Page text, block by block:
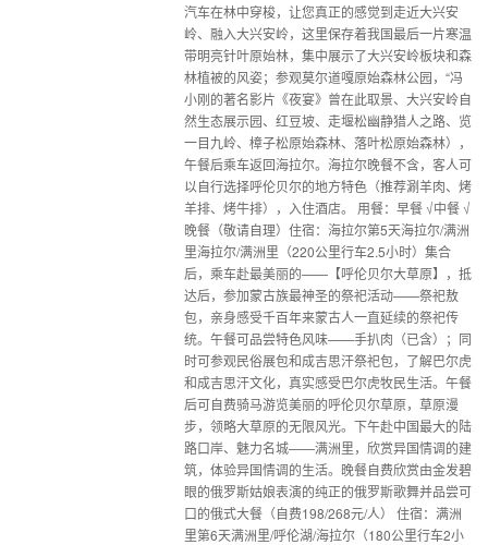
汽车在林中穿梭，让您真正的感觉到走近大兴安
岭、融入大兴安岭，这里保存着我国最后一片寒温
带明亮针叶原始林，集中展示了大兴安岭板块和森
林植被的风姿；参观莫尔道嘎原始森林公园，“冯
小刚的著名影片《夜宴》曾在此取景、大兴安岭自
然生态展示园、红豆坡、走堰松幽静猎人之路、览
一目九岭、樟子松原始森林、落叶松原始森林），
午餐后乘车返回海拉尔。海拉尔晚餐不含，客人可
以自行选择呼伦贝尔的地方特色（推荐涮羊肉、烤
羊排、烤牛排），入住酒店。 用餐：早餐 √中餐 √
晚餐（敬请自理）住宿：海拉尔第5天海拉尔/满洲
里海拉尔/满洲里（220公里行车2.5小时）集合
后，乘车赴最美丽的——【呼伦贝尔大草原】，抵
达后，参加蒙古族最神圣的祭祀活动——祭祀敖
包，亲身感受千百年来蒙古人一直延续的祭祀传
统。午餐可品尝特色风味——手扒肉（已含）；同
时可参观民俗展包和成吉思汗祭祀包，了解巴尔虎
和成吉思汗文化，真实感受巴尔虎牧民生活。午餐
后可自费骑马游览美丽的呼伦贝尔草原，草原漫
步，领略大草原的无限风光。下午赴中国最大的陆
路口岸、魅力名城——满洲里，欣赏异国情调的建
筑，体验异国情调的生活。晚餐自费欣赏由金发碧
眼的俄罗斯姑娘表演的纯正的俄罗斯歌舞并品尝可
口的俄式大餐（自费198/268元/人） 住宿：满洲
里第6天满洲里/呼伦湖/海拉尔（180公里行车2小